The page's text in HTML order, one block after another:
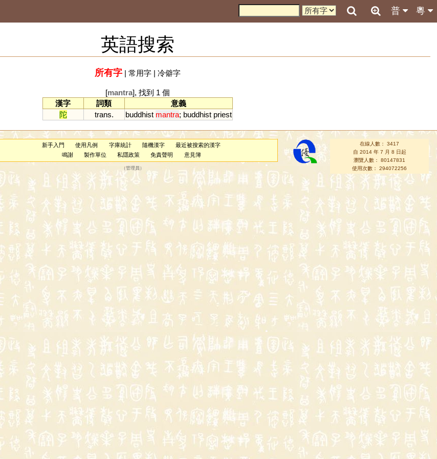
粵
普
英語搜索
所有字| 常用字| 冷僻字
[mantra], 找到 1 個
漢字
詞類
意義
陀
trans. buddhist mantra; buddhist priest
新手入門 使用凡例 字庫統計 隨機漢字
最近被搜索的漢字
鳴謝
製作單位 私隱政策 免責聲明 意見簿
（管理員 ）
在線人數： 3417
自 2014 年 7 月 8 日起
瀏覽人數： 80147831
使用次數： 294072256